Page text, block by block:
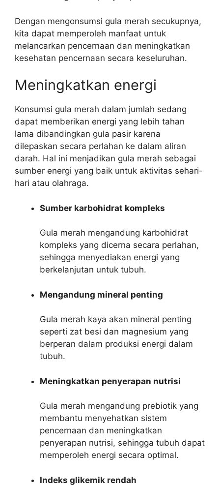
Dengan mengonsumsi gula merah secukupnya,
kita dapat memperoleh manfaat untuk
melancarkan pencernaan dan meningkatkan
kesehatan pencernaan secara keseluruhan.
Meningkatkan energi
Konsumsi gula merah dalam jumlah sedang
dapat memberikan energi yang lebih tahan
lama dibandingkan gula pasir karena
dilepaskan secara perlahan ke dalam aliran
darah. Hal ini menjadikan gula merah sebagai
sumber energi yang baik untuk aktivitas sehari-
hari atau olahraga.
Sumber karbohidrat kompleks
Gula merah mengandung karbohidrat
kompleks yang dicerna secara perlahan,
sehingga menyediakan energi yang
berkelanjutan untuk tubuh.
Mengandung mineral penting
Gula merah kaya akan mineral penting
seperti zat besi dan magnesium yang
berperan dalam produksi energi dalam
tubuh.
Meningkatkan penyerapan nutrisi
Gula merah mengandung prebiotik yang
membantu menyehatkan sistem
pencernaan dan meningkatkan
penyerapan nutrisi, sehingga tubuh dapat
memperoleh energi secara optimal.
Indeks glikemik rendah